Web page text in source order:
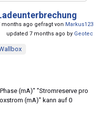
months ago gefragt von Markus123
updated 7 months ago by Geotec
(mA)" "Stromreserve pro
(mA)" kann auf 0